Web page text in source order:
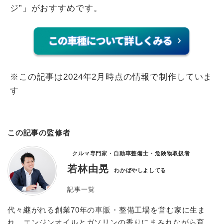
ジ”」がおすすめです。
※この記事は2024年2月時点の情報で制作していま
す
この記事の監修者
クルマ専門家・自動車整備士・危険物取扱者
若林由晃 わかばやしよしてる
記事一覧
代々継がれる創業70年の車販・整備工場を営む家に生ま
れ、エンジンオイルとガソリンの香りにまみれながら育